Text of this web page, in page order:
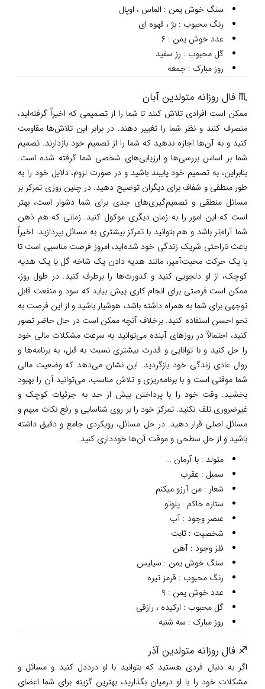
سنگ خوش یمن : الماس ، اوپال
رنگ محبوب : بژ ، قهوه ای
عدد خوش یمن : ۶
گل محبوب : رز سفید
روز مبارک : جمعه
♏ فال روزانه متولدین آبان
ممکن است افرادی تلاش کنند تا شما را از تصمیمی که اخیراً گرفته‌اید،
منصرف کنند و نظر شما را تغییر دهند. در برابر این تلاش‌ها مقاومت
کنید و به آن‌ها اجازه ندهید که شما را از تصمیم خود بازدارند. تصمیم
شما بر اساس بررسی‌ها و ارزیابی‌های شخصی شما گرفته شده است.
بنابراین، به تصمیم خود پایبند باشید و در صورت لزوم، دلایل خود را به
طور منطقی و شفاف برای دیگران توضیح دهید. در چنین روزی تمرکز بر
مسائل منطقی و تصمیم‌گیری‌های جدی برای شما دشوار است، بهتر
است که این امور را به زمان دیگری موکول کنید. زمانی که هم ذهن
شما آرام‌تر باشد و هم بتوانید با تمرکز بیشتری به مسائل بپردازید. اخیراً
باعث ناراحتی شریک زندگی خود شده‌اید، امروز فرصت مناسبی است تا
با یک حرکت محبت‌آمیز، مانند هدیه دادن یک شاخه گل یا یک هدیه
کوچک، از او دلجویی کنید و کدورت‌ها را برطرف کنید. در طول روز،
ممکن است فرصتی برای انجام کاری پیش بیاید که سود و منفعت قابل
توجهی برای شما به همراه داشته باشد، هوشیار باشید و از این فرصت به
نحو احسن استفاده کنید. برخلاف آنچه ممکن است در حال حاضر تصور
کنید، احتمالاً در روزهای آینده می‌توانید به سرعت مشکلات مالی خود
را حل کنید و با توانایی و قدرت بیشتری نسبت به قبل، به برنامه‌ها و
روال عادی زندگی خود بازگردید. این نشان می‌دهد که وضعیت مالی
شما موقتی است و با برنامه‌ریزی و تلاش مناسب، می‌توانید آن را بهبود
بخشید. وقت خود را با پرداختن بیش از حد به جزئیات کوچک و
غیرضروری تلف نکنید. تمرکز خود را بر روی شناسایی و رفع نکات مبهم و
مسائل اصلی قرار دهید. در حل مسائل، رویکردی جامع و دقیق داشته
باشید و از حل سطحی و موقت آن‌ها خودداری کنید.
متولد : با آرمان …
سمبل : عقرب
شعار : من آرزو میکنم
ستاره حاکم : پلوتو
عنصر وجود : آب
شخصیت : ثابت
فلز وجود : آهن
سنگ خوش یمن : سیلیس
رنگ محبوب : قرمز تیره
عدد خوش یمن : ۹
گل محبوب : ارکیده ، رازقی
روز مبارک : سه شنبه
♐ فال روزانه متولدین آذر
اگر به دنبال فردی هستید که بتوانید با او درددل کنید و مسائل و
مشکلات خود را با او درمیان بگذارید، بهترین گزینه برای شما اعضای